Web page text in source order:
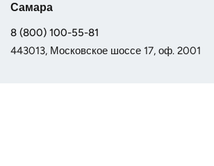
Самара
8 (800) 100-55-81
443013, Московское шоссе 17, оф. 2001